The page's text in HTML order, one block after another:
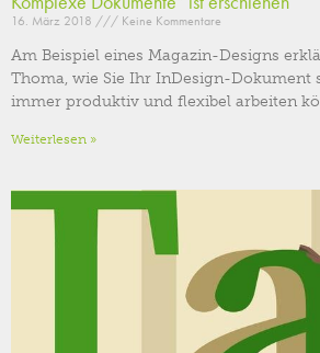
16. März 2018 Keine Kommentare
Am Beispiel eines Magazin-Designs
Thoma, wie Sie Ihr InDesign-Dokument
immer produktiv und flexibel arbeiten
Weiterlesen »